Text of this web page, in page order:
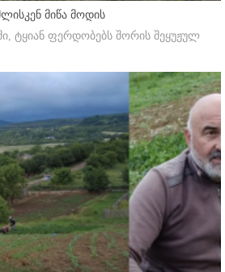
მიწა მოდის
ტყიან ფერდობებს შორის შეყუჟულ